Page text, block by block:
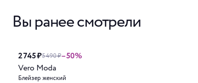
Вы ранее смотрели
2 745 ₽5 490 ₽–50%
Vero Moda
Блейзер женский